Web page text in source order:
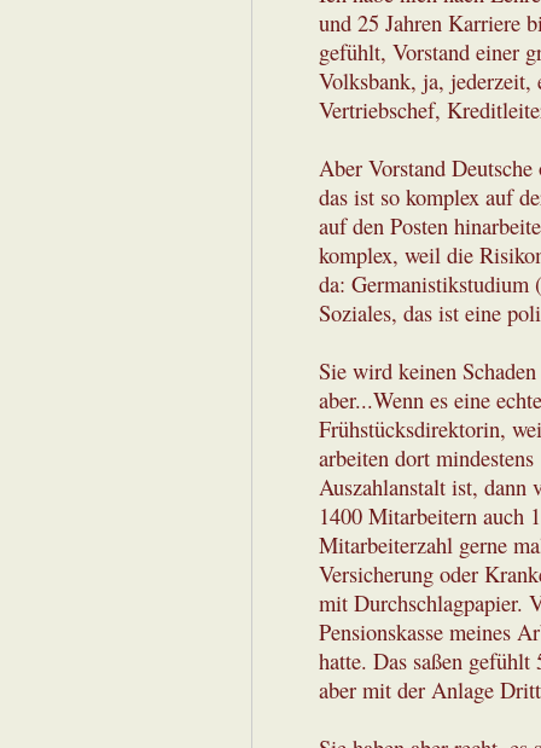
und 25 Jahren Karriere
gefühlt, Vorstand einer
Volksbank, ja, jederzeit,
Vertriebschef,
Aber Vorstand
das ist so komplex auf
auf den Posten
komplex, weil die
da: Germanistikstudium
Soziales, das ist eine
Sie wird keinen
aber...Wenn es eine
Frühstücksdirektorin,
arbeiten dort
Auszahlanstalt ist, dann
1400 Mitarbeitern auch
Mitarbeiterzahl gerne
Versicherung oder
mit Durchschlagpapier.
Pensionskasse meines
hatte. Das saßen
aber mit der Anlage